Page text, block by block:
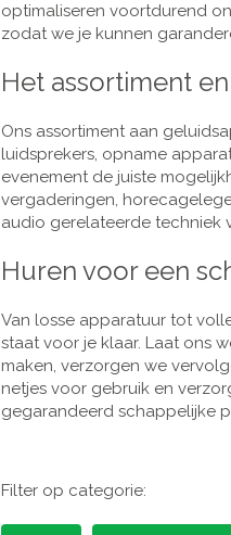
optimaliseren voortdurend
zodat we je kunnen
Het assortiment
Ons assortiment aan
luidsprekers, opname
evenement de juiste
vergaderingen,
audio gerelateerde techniek
Huren voor een
Van losse apparatuur tot
staat voor je klaar. Laat ons
maken, verzorgen we
netjes voor gebruik en
gegarandeerd schappelijke
Filter op categorie: